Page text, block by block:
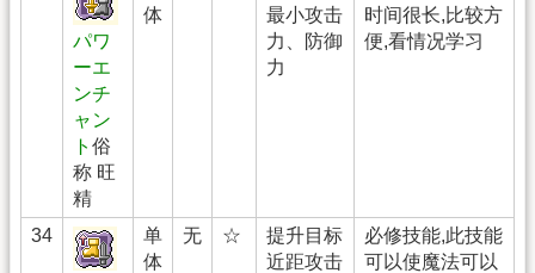
パワ
ーエ
ンチ
ャン
ト 俗
称 旺
精
体
最小攻击
力、防御
力
时间很长,比较方
便,看情况学习
34
单
体
无 ☆
提升目标
近距攻击
必修技能,此技能
可以使魔法可以